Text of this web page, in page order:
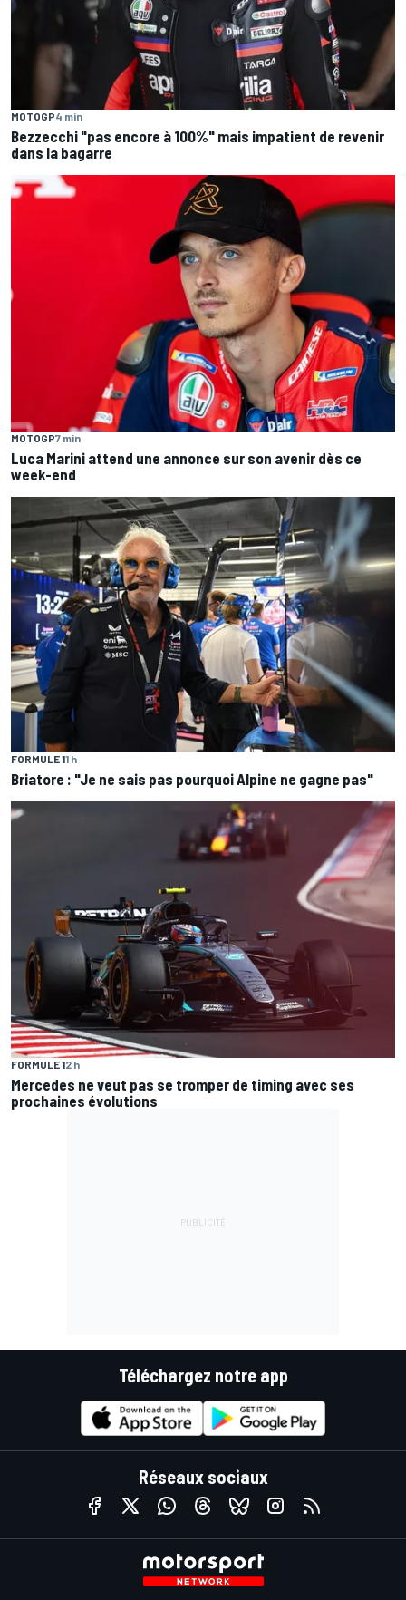
MOTOGP4 min
Bezzecchi "pas encore à 100%" mais impatient de revenir
dans la bagarre
MOTOGP7 min
Luca Marini attend une annonce sur son avenir dès ce
week-end
FORMULE 11 h
Briatore : "Je ne sais pas pourquoi Alpine ne gagne pas"
FORMULE 12 h
Mercedes ne veut pas se tromper de timing avec ses
prochaines évolutions
Téléchargez notre app
Réseaux sociaux